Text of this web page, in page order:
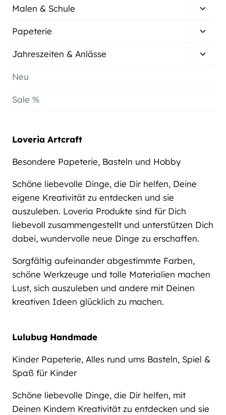
Malen & Schule
Papeterie
Jahreszeiten & Anlässe
Neu
Sale %
Loveria Artcraft
Besondere Papeterie, Basteln und Hobby
Schöne liebevolle Dinge, die Dir helfen, Deine
eigene Kreativität zu entdecken und sie
auszuleben. Loveria Produkte sind für Dich
liebevoll zusammengestellt und unterstützen Dich
dabei, wundervolle neue Dinge zu erschaffen.
Sorgfältig aufeinander abgestimmte Farben,
schöne Werkzeuge und tolle Materialien machen
Lust, sich auszuleben und andere mit Deinen
kreativen Ideen glücklich zu machen.
Lulubug Handmade
Kinder Papeterie, Alles rund ums Basteln, Spiel &
Spaß für Kinder
Schöne liebevolle Dinge, die Dir helfen, mit
Deinen Kindern Kreativität zu entdecken und sie